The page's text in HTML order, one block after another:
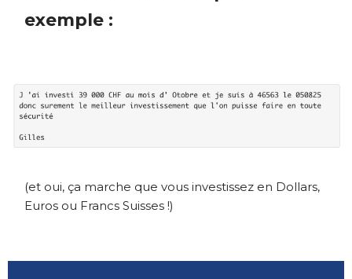
exemple :
(et oui, ça marche que vous investissez en Dollars,
Euros ou Francs Suisses !)